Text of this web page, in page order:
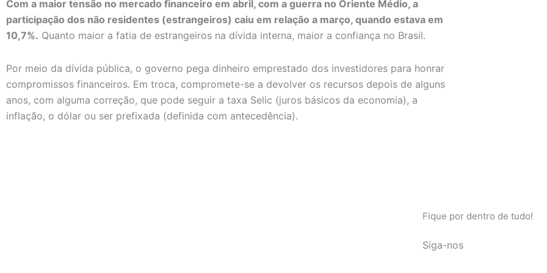
Com a maior tensão no mercado financeiro em abril, com a guerra no Oriente Médio, a
participação dos não residentes (estrangeiros) caiu em relação a março, quando estava em
10,7%. Quanto maior a fatia de estrangeiros na dívida interna, maior a confiança no Brasil.
Por meio da dívida pública, o governo pega dinheiro emprestado dos investidores para honrar
compromissos financeiros. Em troca, compromete-se a devolver os recursos depois de alguns
anos, com alguma correção, que pode seguir a taxa Selic (juros básicos da economia), a
inflação, o dólar ou ser prefixada (definida com antecedência).
Fique por dentro de tudo!
Siga-nos